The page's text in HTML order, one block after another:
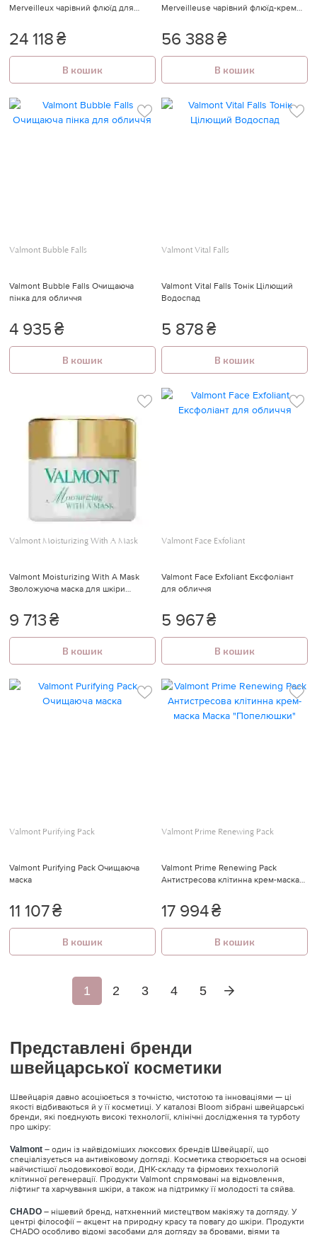
Merveilleux чарівний флюїд для
24 118₴
В кошик
Merveilleuse чарівний флюїд-крем
56 388₴
В кошик
Valmont Bubble Falls
Valmont Bubble Falls Очищаюча
пінка для обличчя
4 935₴
В кошик
Valmont Vital Falls
Valmont Vital Falls Тонік Цілющий
Водоспад
5 878₴
В кошик
Valmont Moisturizing With A Mask
Valmont Moisturizing With A Mask
Зволожуюча маска для шкіри
9 713₴
В кошик
Valmont Face Exfoliant
Valmont Face Exfoliant Ексфоліант
для обличчя
5 967₴
В кошик
Valmont Purifying Pack
Valmont Purifying Pack Очищаюча
маска
11 107₴
В кошик
Valmont Prime Renewing Pack
Valmont Prime Renewing Pack
Антистресова клітинна крем-маска
17 994₴
В кошик
1 2 3 4 5
Представлені бренди
швейцарської косметики
Швейцарія давно асоціюється з точністю, чистотою та інноваціями — ці
якості відбиваються й у її косметиці. У каталозі Bloom зібрані швейцарські
бренди, які поєднують високі технології, клінічні дослідження та турботу
про шкіру:
Valmont – один із найвідоміших люксових брендів Швейцарії, що
спеціалізується на антивіковому догляді. Косметика створюється на основі
найчистішої льодовикової води, ДНК-складу та фірмових технологій
клітинної регенерації. Продукти Valmont спрямовані на відновлення,
ліфтинг та харчування шкіри, а також на підтримку її молодості та сяйва.
CHADO – нішевий бренд, натхненний мистецтвом макіяжу та догляду. У
центрі філософії – акцент на природну красу та повагу до шкіри. Продукти
CHADO особливо відомі засобами для догляду за бровами, віями та